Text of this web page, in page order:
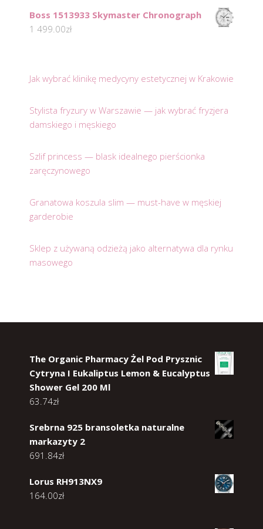
Boss 1513933 Skymaster Chronograph
1 499.00zł
Jak wybrać klinikę medycyny estetycznej w Krakowie
Stylista fryzury w Warszawie — jak wybrać fryzjera
damskiego i męskiego
Szlif princess — blask idealnego pierścionka
zaręczynowego
Granatowa koszula slim — must-have w męskiej
garderobie
Sklep z używaną odzieżą jako alternatywa dla rynku
masowego
The Organic Pharmacy Żel Pod Prysznic
Cytryna I Eukaliptus Lemon & Eucalyptus
Shower Gel 200 Ml
63.74zł
Srebrna 925 bransoletka naturalne
markazyty 2
691.84zł
Lorus RH913NX9
164.00zł